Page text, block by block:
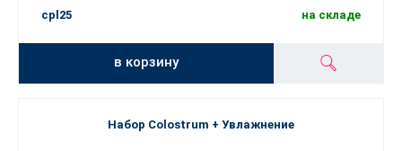
cpl25 на складе
в корзину
Набор Colostrum + Увлажнение